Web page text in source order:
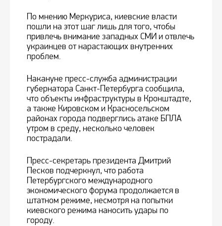
По мнению Меркуриса, киевские власти
пошли на этот шаг лишь для того, чтобы
привлечь внимание западных СМИ и отвлечь
украинцев от нарастающих внутренних
проблем.
Накануне пресс-служба администрации
губернатора Санкт-Петербурга сообщила,
что объекты инфраструктуры в Кронштадте,
а также Кировском и Красносельском
районах города подверглись атаке БПЛА
утром в среду, несколько человек
пострадали.
Пресс-секретарь президента Дмитрий
Песков подчеркнул, что работа
Петербургского международного
экономического форума продолжается в
штатном режиме, несмотря на попытки
киевского режима наносить удары по
городу.